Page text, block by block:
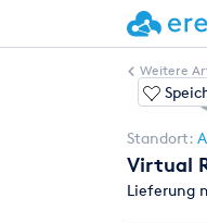
Weitere
Standort:
Virtual
Lieferung